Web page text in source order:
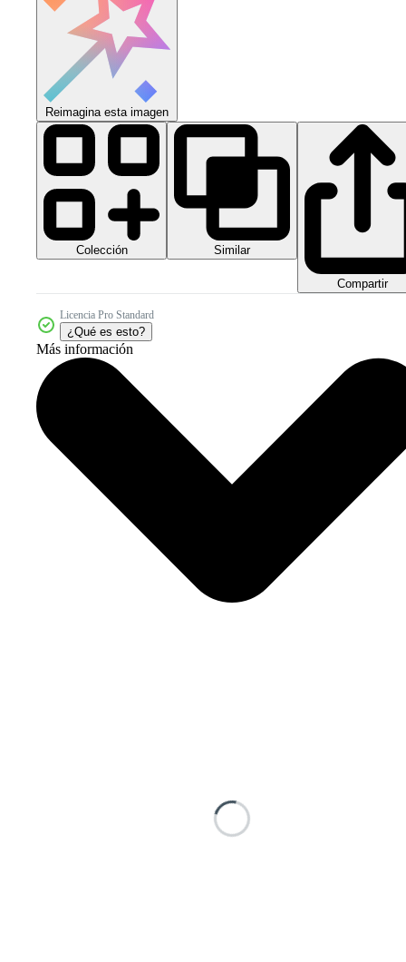
Reimagina esta imagen
Colección Similar
Compartir
Licencia Pro Standard
¿Qué es esto?
Más información